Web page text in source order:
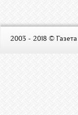
2003 - 2018 © Газета